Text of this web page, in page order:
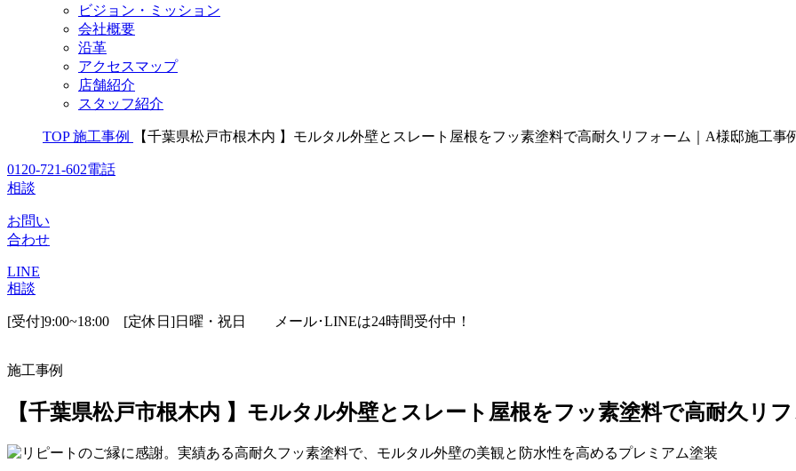
ビジョン・ミッション
会社概要
沿革
アクセスマップ
店舗紹介
スタッフ紹介
TOP 施工事例 【千葉県松戸市根木内 】モルタル外壁とスレート屋根をフッ素塗料で高耐久リフォーム｜A様邸施工事
0120-721-602電話
相談
お問い
合わせ
LINE
相談
[受付]9:00~18:00 [定休日]日曜・祝日 メール･LINEは24時間受付中！
施工事例
【千葉県松戸市根木内 】モルタル外壁とスレート屋根をフッ素塗料で高耐久リ